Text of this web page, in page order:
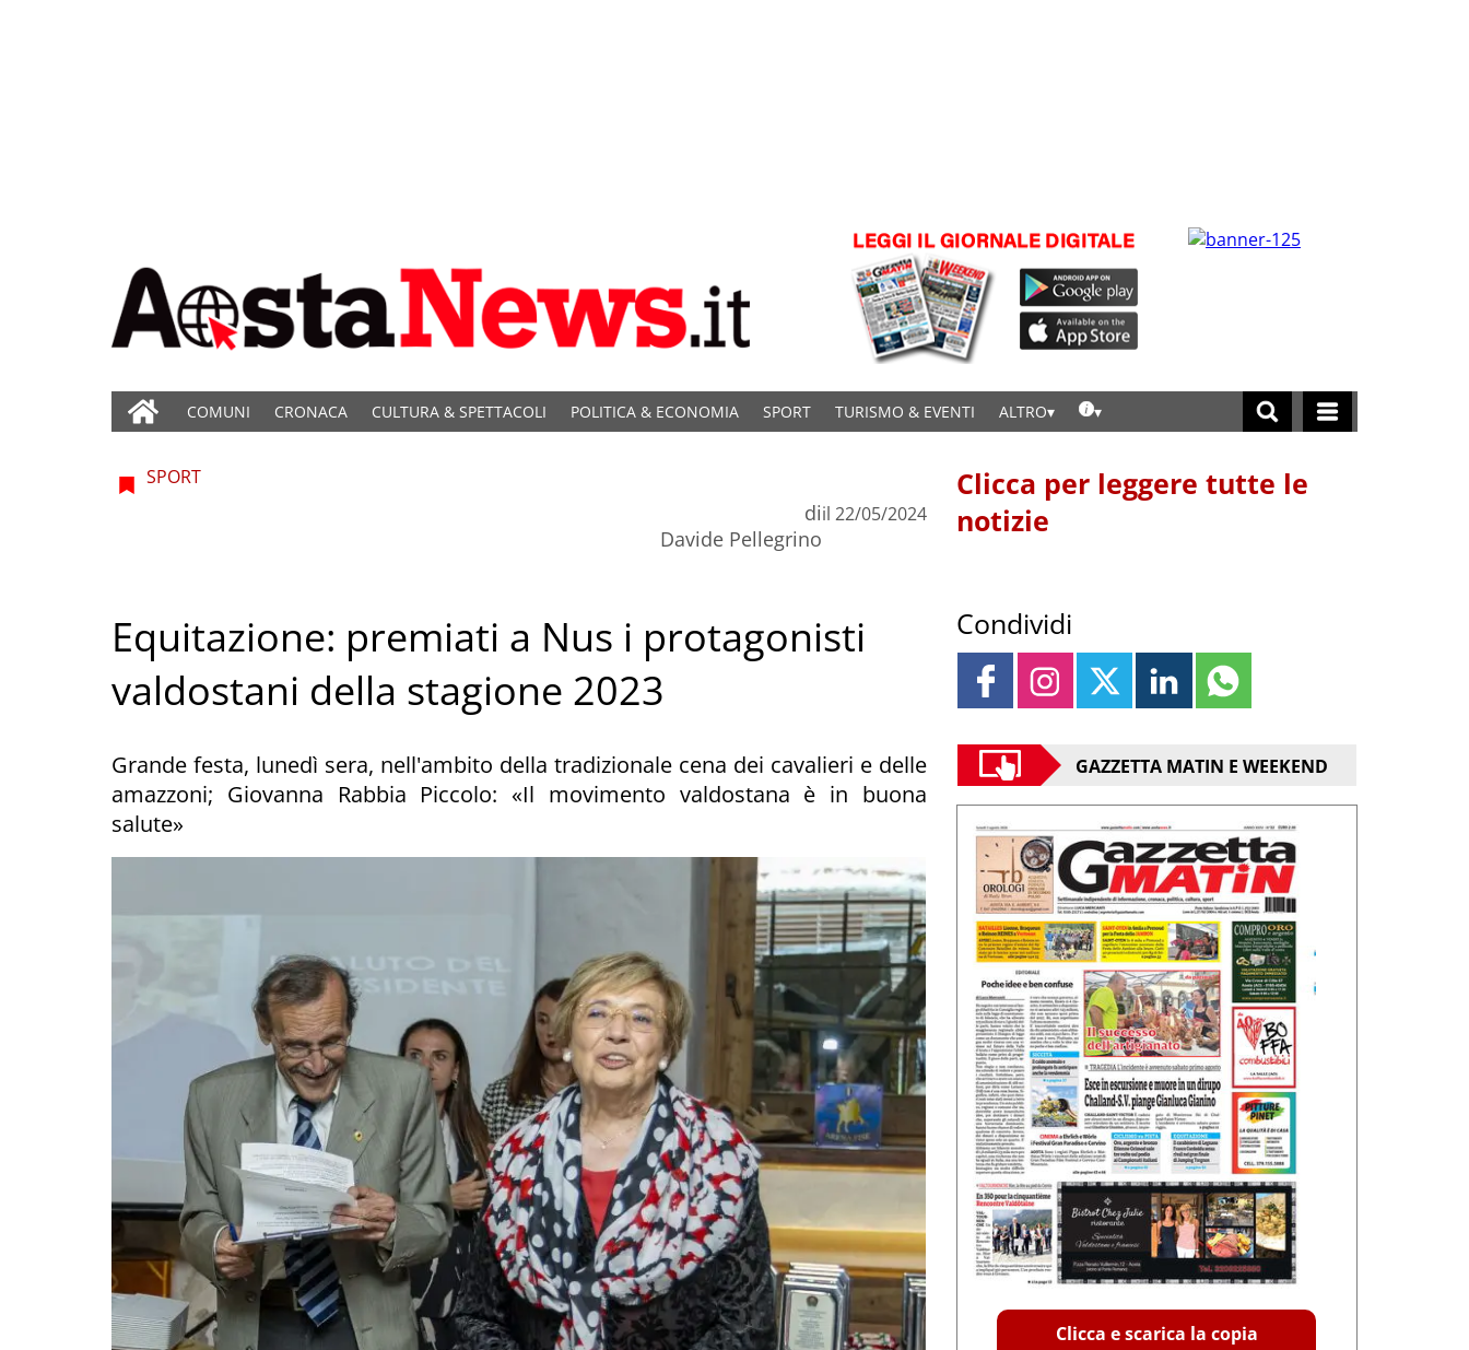
COMUNI CRONACA CULTURA & SPETTACOLI POLITICA & ECONOMIA SPORT TURISMO & EVENTI ALTRO
SPORT
di
Davide Pellegrino
il 22/05/2024
Equitazione: premiati a Nus i protagonisti
valdostani della stagione 2023
Grande festa, lunedì sera, nell'ambito della tradizionale cena dei cavalieri e delle
amazzoni; Giovanna Rabbia Piccolo: «Il movimento valdostana è in buona
salute»
Clicca per leggere tutte le
notizie
Condividi
GAZZETTA MATIN E WEEKEND
Clicca e scarica la copia